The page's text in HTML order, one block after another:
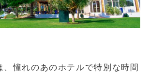
、憧れのあのホテルで特別な時間